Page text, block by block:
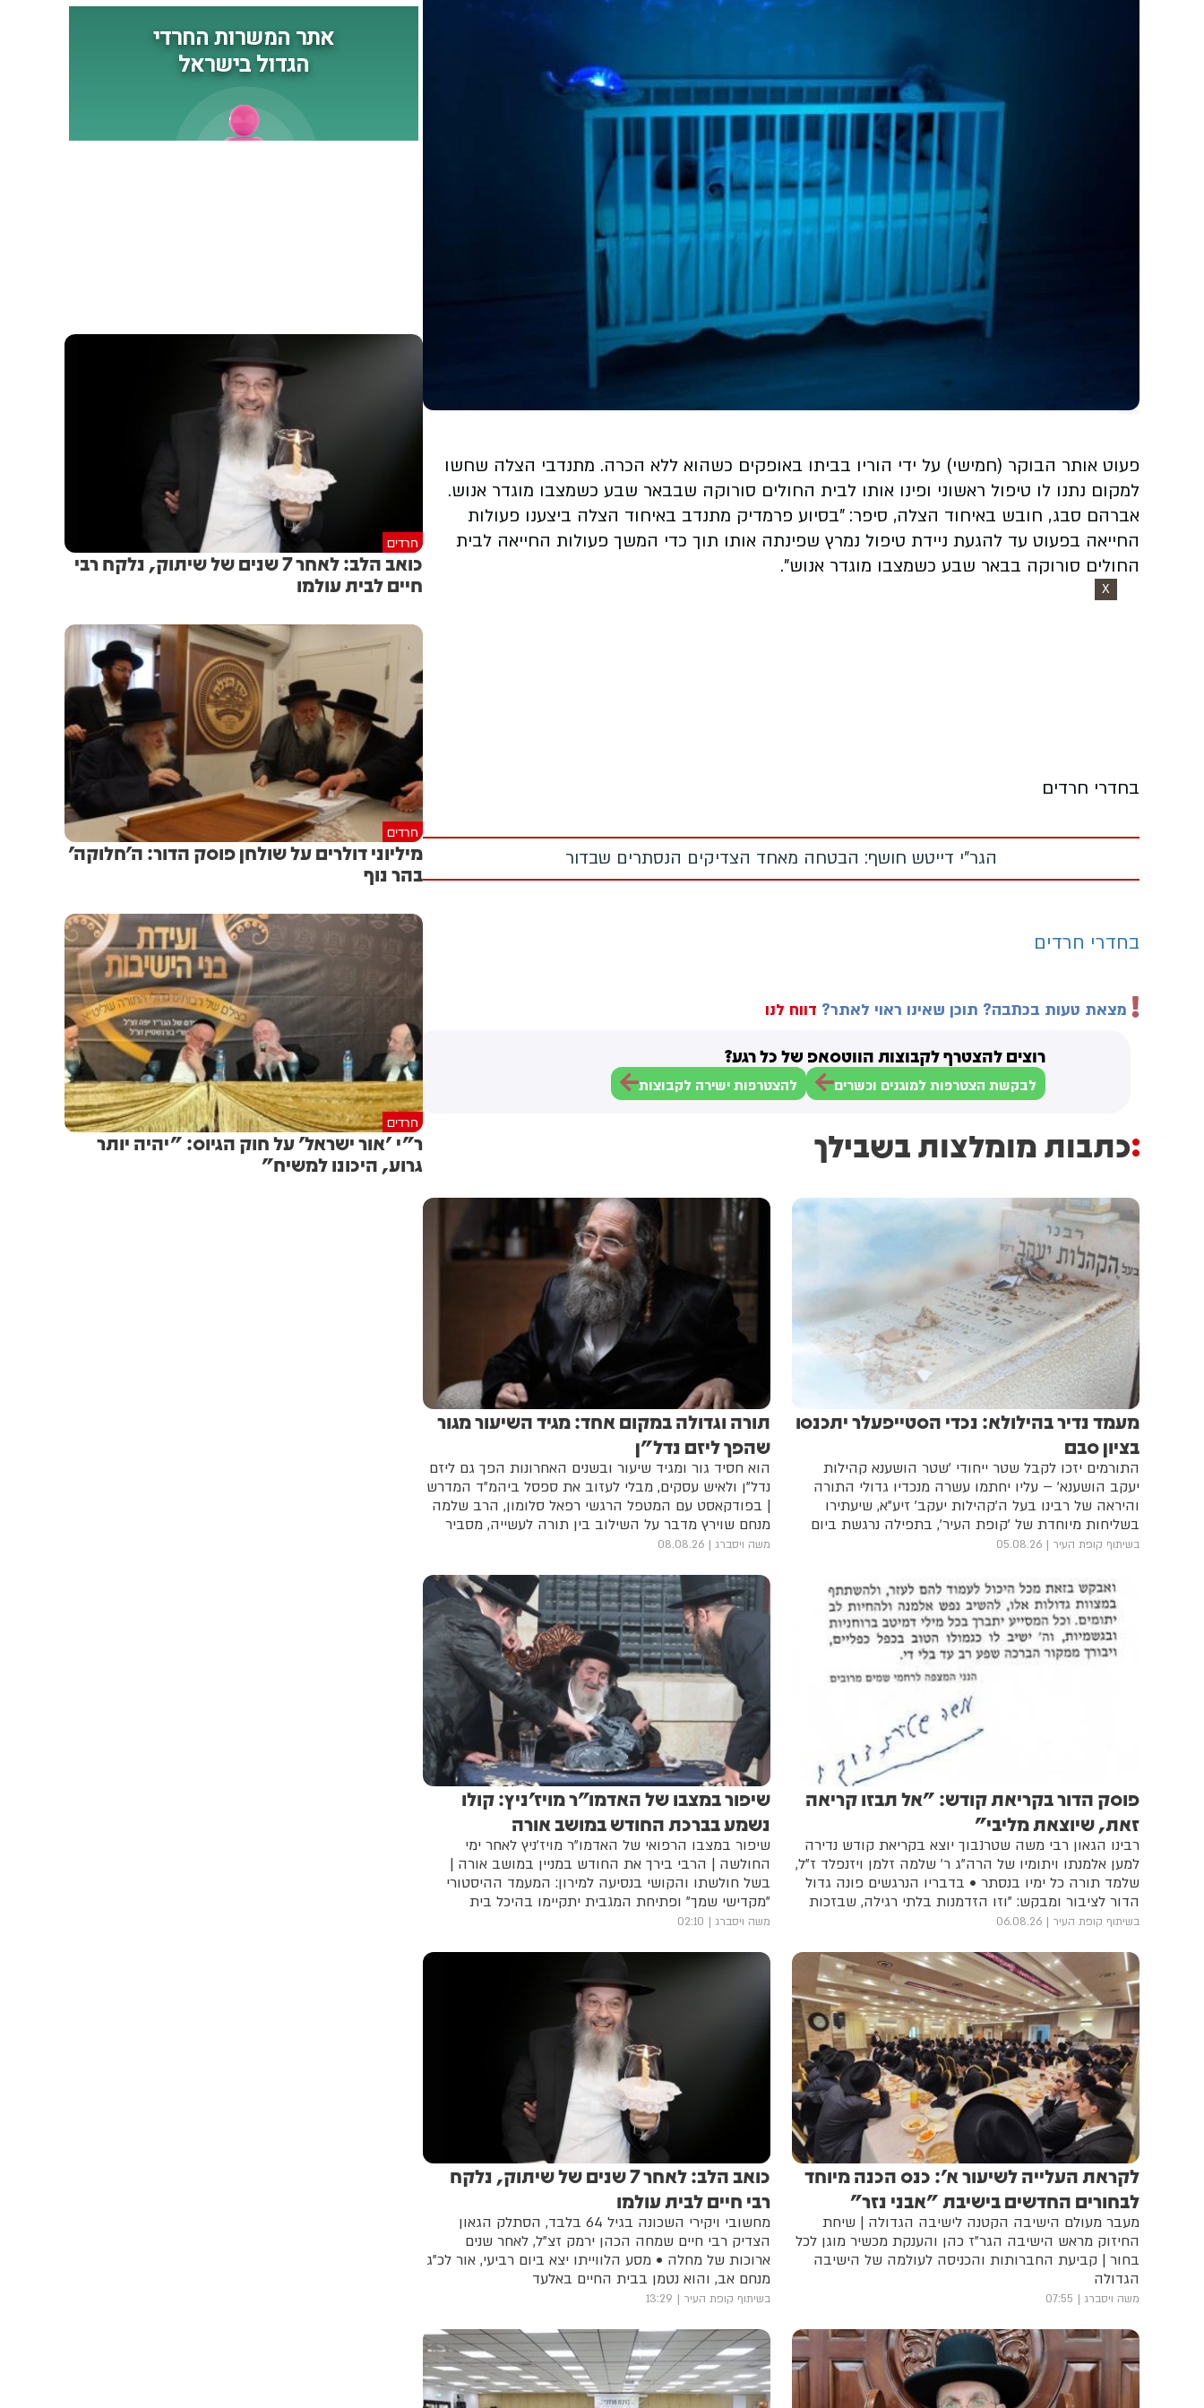
פעוט אותר הבוקר (חמישי) על ידי הוריו בביתו באופקים כשהוא ללא הכרה. מתנדבי הצלה שחשו
למקום נתנו לו טיפול ראשוני ופינו אותו לבית החולים סורוקה שבבאר שבע כשמצבו מוגדר אנוש.
אברהם סבג, חובש באיחוד הצלה, סיפר: "בסיוע פרמדיק מתנדב באיחוד הצלה ביצענו פעולות
החייאה בפעוט עד להגעת ניידת טיפול נמרץ שפינתה אותו תוך כדי המשך פעולות החייאה לבית
החולים סורוקה בבאר שבע כשמצבו מוגדר אנוש".
X
בחדרי חרדים
הגר"י דייטש חושף: הבטחה מאחד הצדיקים הנסתרים שבדור
בחדרי חרדים
מצאת טעות בכתבה? תוכן שאינו ראוי לאתר? דווח לנו
רוצים להצטרף לקבוצות הווטסאפ של כל רגע?
לבקשת הצטרפות למוגנים וכשרים להצטרפות ישירה לקבוצות
כתבות מומלצות בשבילך
מעמד נדיר בהילולא: נכדי הסטייפעלר יתכנסו
בציון סבם
התורמים יזכו לקבל שטר ייחודי 'שטר הושענא קהילות
יעקב הושענא' – עליו יחתמו עשרה מנכדיו גדולי התורה
והיראה של רבינו בעל ה'קהילות יעקב' זיע"א, שיעתירו
בשליחות מיוחדת של 'קופת העיר', בתפילה נרגשת ביום
ההילולא שלו, על תורמי 'קופת העיר'
בשיתוף קופת העיר 05.08.26
תורה וגדולה במקום אחד: מגיד השיעור מגור
שהפך ליזם נדל"ן
הוא חסיד גור ומגיד שיעור ובשנים האחרונות הפך גם ליזם
נדל"ן ולאיש עסקים, מבלי לעזוב את ספסל ביהמ"ד המדרש
| בפודקאסט עם המטפל הרגשי רפאל סלומון, הרב שלמה
מנחם שוירץ מדבר על השילוב בין תורה לעשייה, מסביר
מדוע לא קובעים פגישה עסקית בשמונה בבוקר, ומספר
שהיה רוצה לפתוח כבר "אתמול"
משה ויסברג 08.08.26
פוסק הדור בקריאת קודש: "אל תבזו קריאה
זאת, שיוצאת מליבי"
רבינו הגאון רבי משה שטרנבוך יוצא בקריאת קודש נדירה
למען אלמנתו ויתומיו של הרה"ג ר' שלמה זלמן ויזנפלד ז"ל,
שלמד תורה כל ימיו בנסתר • בדבריו הנרגשים פונה גדול
הדור לציבור ומבקש: "וזו הזדמנות בלתי רגילה, שבזכות
המצווה יזכו לשמירה עליונה, עליהם ועל הילדים שלהם"
בשיתוף קופת העיר 06.08.26
שיפור במצבו של האדמו"ר מויז'ניץ: קולו
נשמע בברכת החודש במושב אורה
שיפור במצבו הרפואי של האדמו"ר מויז'ניץ לאחר ימי
החולשה | הרבי בירך את החודש במניין במושב אורה |
בשל חולשתו והקושי בנסיעה למירון: המעמד ההיסטורי
"מקדישי שמך" ופתיחת המגבית יתקיימו בהיכל בית
המדרש הגדול גור בירושלים | האדמו"ר פנה במערכת
משה ויסברג 02:10
לקראת העלייה לשיעור א': כנס הכנה מיוחד
לבחורים החדשים בישיבת "אבני נזר"
מעבר מעולם הישיבה הקטנה לישיבה הגדולה | שיחת
החיזוק מראש הישיבה הגר"ז כהן והענקת מכשיר מוגן לכל
בחור | קביעת החברותות והכניסה לעולמה של הישיבה
הגדולה
משה ויסברג 07:55
כואב הלב: לאחר 7 שנים של שיתוק, נלקח
רבי חיים לבית עולמו
מחשובי ויקירי השכונה בגיל 64 בלבד, הסתלק הגאון
הצדיק רבי חיים שמחה הכהן ירמק זצ"ל, לאחר שנים
ארוכות של מחלה • מסע הלווייתו יצא ביום רביעי, אור לכ"ג
מנחם אב, והוא נטמן בבית החיים באלעד
בשיתוף קופת העיר 13:29
חרדים
כואב הלב: לאחר 7 שנים של שיתוק, נלקח רבי
חיים לבית עולמו
חרדים
מיליוני דולרים על שולחן פוסק הדור: ה'חלוקה'
בהר נוף
חרדים
ר"י 'אור ישראל' על חוק הגיוס: "יהיה יותר
גרוע, היכונו למשיח"